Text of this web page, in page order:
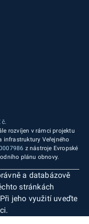
č.
rozvíjen v rámci projektu
infrastruktury Veřejného
z nástroje Evropské
plánu obnovy.
a databázově
stránkách
jeho využití uveďte